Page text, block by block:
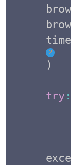
time
2
)
try :